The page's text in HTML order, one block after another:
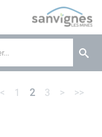
< 1 2 3 > >>